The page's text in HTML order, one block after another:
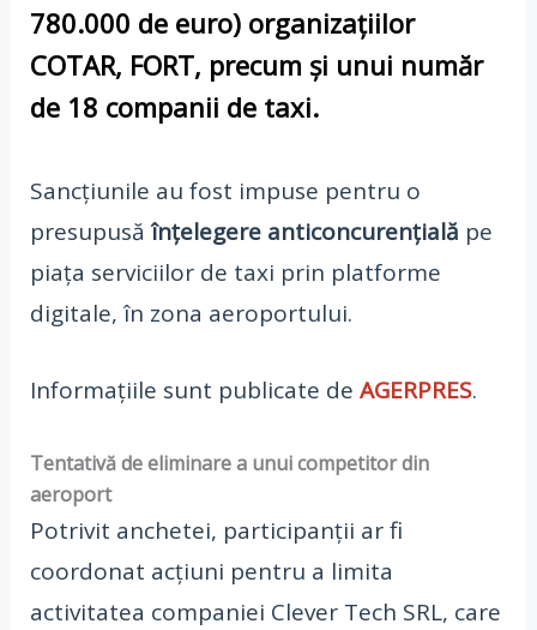
780.000 de euro) organizațiilor
COTAR, FORT, precum și unui număr
de 18 companii de taxi.
Sancțiunile au fost impuse pentru o
presupusăînțelegere anticoncurențială pe
piața serviciilor de taxi prin platforme
digitale, în zona aeroportului.
Informațiile sunt publicate de AGERPRES.
Tentativă de eliminare a unui competitor din
aeroport
Potrivit anchetei, participanții ar fi
coordonat acțiuni pentru a limita
activitatea companiei Clever Tech SRL, care